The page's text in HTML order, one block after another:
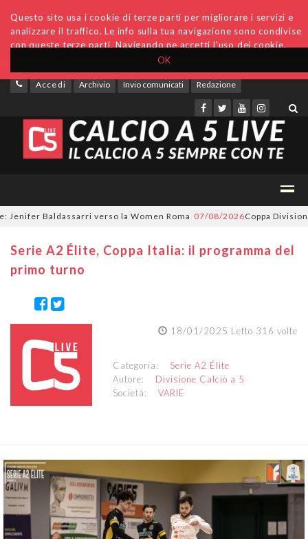
OK
Questo sito usa i cookie di terze parti per migliorare i servizi e
analizzare il traffico. Le info sulla tua navigazione sono condivise
con queste terze parti. Navigando ne accetti l'uso dei cookie.
Accedi Archivio Invio comunicati Redazione
Baldassarri verso la Women Roma 07/08/2026 Coppa Divisione,
Serie A2 Élite, Coppa Italia: il programma del
primo turno
18/01/2025 Letto 316 volte
Categoria: Serie A2 Élite
Autore: Divisione Calcio a 5
Società:VARIE